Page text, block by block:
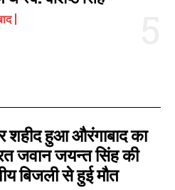
शहीद हुआ औरंगाबाद का
जवान जयन्त सिंह की
बिजली से हुई मौत